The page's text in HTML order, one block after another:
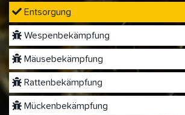
Entsorgung
Wespenbekämpfung
Mäusebekämpfung
Rattenbekämpfung
Mückenbekämpfung